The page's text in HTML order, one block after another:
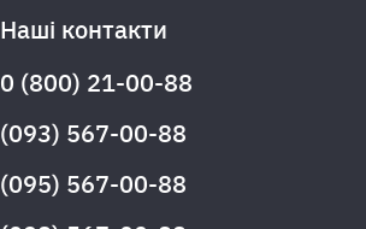
Наші контакти
0 (800) 21-00-88
(093) 567-00-88
(095) 567-00-88